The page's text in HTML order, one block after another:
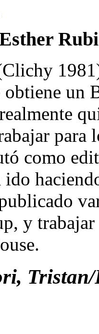
obtiene un
para
como
ido
y
Tristan/